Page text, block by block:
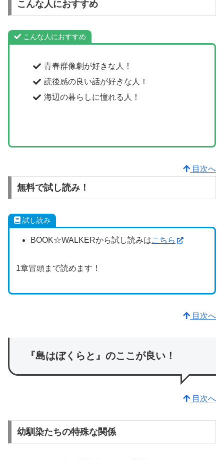
こんな人におすすめ
こんな人におすすめ
青春群像劇が好きな人！
読後感の良い話が好きな人！
海辺の暮らしに憧れる人！
目次へ
無料で試し読み！
試し読み
BOOK☆WALKERから試し読みはこちら
1章冒頭まで読めます！
目次へ
『島はぼくらと』のここが良い！
目次へ
幼馴染たちの特殊な関係